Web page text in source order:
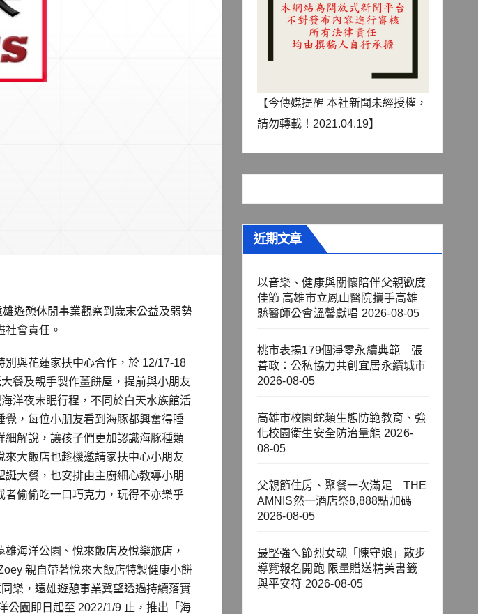
遊憩休閒事業觀察到歲末公益及弱勢
會責任。
與花蓮家扶中心合作，於 12/17-18
餐及親手製作薑餅屋，提前與小朋友
洋夜未眠行程，不同於白天水族館活
，每位小朋友看到海豚都興奮得睡
解說，讓孩子們更加認識海豚種類
大飯店也趁機邀請家扶中心小朋友
大餐，也安排由主廚細心教導小朋
偷偷吃一口巧克力，玩得不亦樂乎
海洋公園、悅來飯店及悅樂旅店，
親自帶著悅來大飯店特製健康小餅
樂，遠雄遊憩事業冀望透過持續落實
公園即日起至 2022/1/9 止，推出「海
【今傳媒提醒 本社新聞未經授權，
請勿轉載！2021.04.19】
近期文章
以音樂、健康與關懷陪伴父親歡度
佳節 高雄市立鳳山醫院攜手高雄
縣醫師公會溫馨獻唱 2026-08-05
桃市表揚179個淨零永續典範 張
善政：公私協力共創宜居永續城市
2026-08-05
高雄市校園蛇類生態防範教育、強
化校園衛生安全防治量能 2026-
08-05
父親節住房、聚餐一次滿足 THE
AMNIS然一酒店祭8,888點加碼
2026-08-05
最堅強ㄟ節烈女魂「陳守娘」散步
導覽報名開跑 限量贈送精美書籤
與平安符 2026-08-05